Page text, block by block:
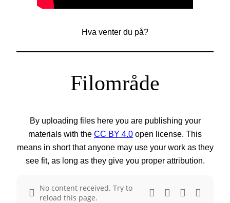
Hva venter du på?
Filområde
By uploading files here you are publishing your
materials with the CC BY 4.0 open license. This
means in short that anyone may use your work as they
see fit, as long as they give you proper attribution.
No content received. Try to
reload this page.